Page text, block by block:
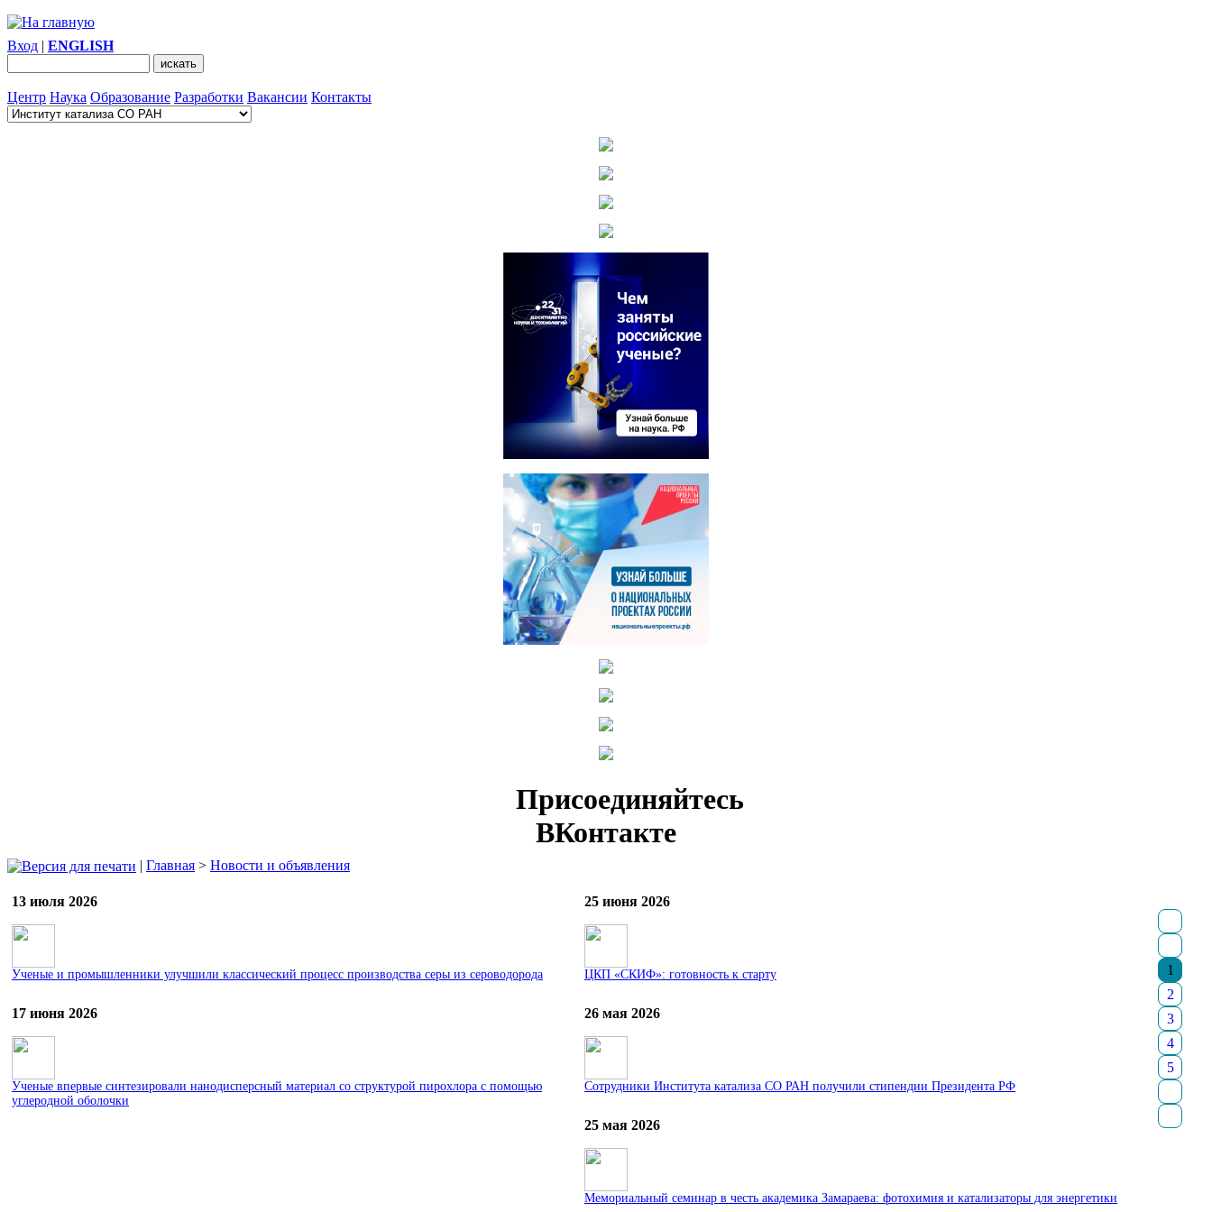
Вход | ENGLISH
Центр Наука Образование Разработки Вакансии Контакты
Присоединяйтесь
ВКонтакте
| Главная > Новости и объявления
13 июля 2026
Ученые и промышленники улучшили классический процесс производства серы из сероводорода
25 июня 2026
ЦКП «СКИФ»: готовность к старту
17 июня 2026
Ученые впервые синтезировали нанодисперсный материал со структурой пирохлора с помощью
углеродной оболочки
26 мая 2026
Сотрудники Института катализа СО РАН получили стипендии Президента РФ
25 мая 2026
Мемориальный семинар в честь академика Замараева: фотохимия и катализаторы для энергетики
1
2
3
4
5